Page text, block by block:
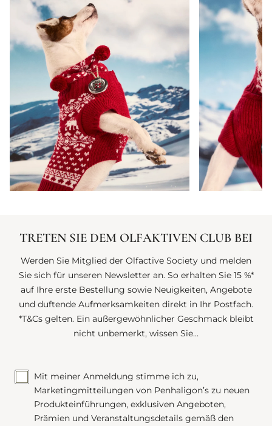
TRETEN SIE DEM OLFAKTIVEN CLUB BEI
Werden Sie Mitglied der Olfactive Society und melden
Sie sich für unseren Newsletter an. So erhalten Sie 15 %*
auf Ihre erste Bestellung sowie Neuigkeiten, Angebote
und duftende Aufmerksamkeiten direkt in Ihr Postfach.
*T&Cs gelten. Ein außergewöhnlicher Geschmack bleibt
nicht unbemerkt, wissen Sie…
Mit meiner Anmeldung stimme ich zu,
Marketingmitteilungen von Penhaligon’s zu neuen
Produkteinführungen, exklusiven Angeboten,
Prämien und Veranstaltungsdetails gemäß den